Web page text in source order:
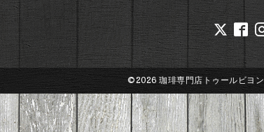
©2026 珈琲専門店トゥールビヨン